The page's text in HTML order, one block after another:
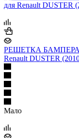
РЕШЕТКА
Renault DUSTER
Мало